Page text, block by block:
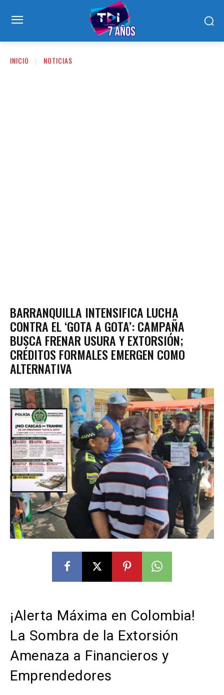
INICIO NOTICIAS
BARRANQUILLA INTENSIFICA LUCHA
CONTRA EL ‘GOTA A GOTA’: CAMPAÑA
BUSCA FRENAR USURA Y EXTORSIÓN;
CRÉDITOS FORMALES EMERGEN COMO
ALTERNATIVA
¡Alerta Máxima en Colombia!
La Sombra de la Extorsión
Amenaza a Financieros y
Emprendedores